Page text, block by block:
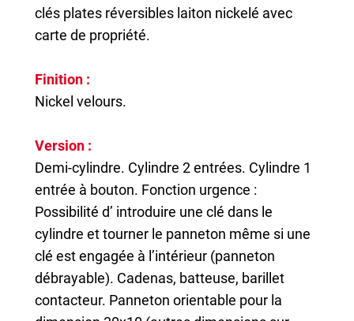
clés plates réversibles laiton nickelé avec
carte de propriété.
Finition :
Nickel velours.
Version :
Demi-cylindre. Cylindre 2 entrées. Cylindre 1
entrée à bouton. Fonction urgence :
Possibilité d’ introduire une clé dans le
cylindre et tourner le panneton même si une
clé est engagée à l’intérieur (panneton
débrayable). Cadenas, batteuse, barillet
contacteur. Panneton orientable pour la